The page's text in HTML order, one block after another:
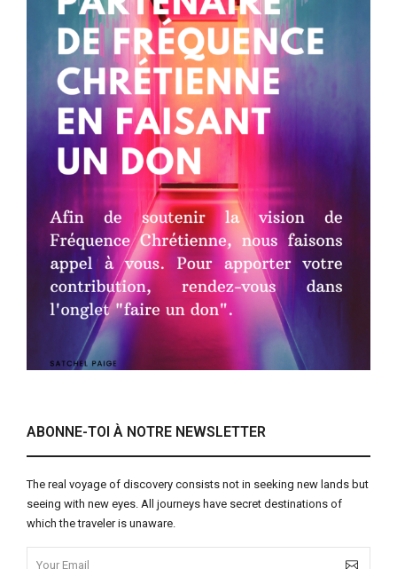
ABONNE-TOI À NOTRE NEWSLETTER
The real voyage of discovery consists not in seeking new lands but
seeing with new eyes. All journeys have secret destinations of
which the traveler is unaware.